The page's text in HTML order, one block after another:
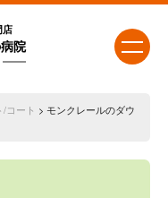
店
院
コート > モンクレールのダウ